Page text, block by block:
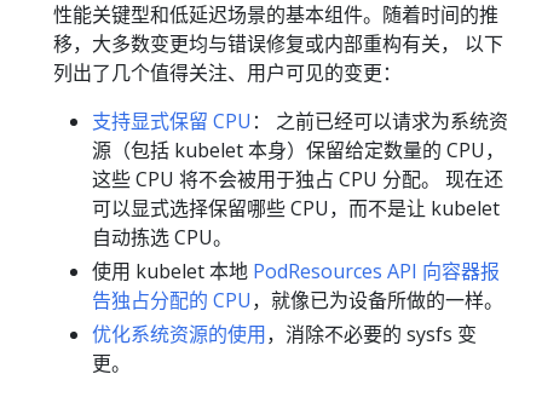
性能关键型和低延迟场景的基本组件。随着时间的推
移，大多数变更均与错误修复或内部重构有关， 以下
列出了几个值得关注、用户可见的变更：
支持显式保留 CPU ： 之前已经可以请求为系统资
源（包括 kubelet 本身）保留给定数量的 CPU，
这些 CPU 将不会被用于独占 CPU 分配。 现在还
可以显式选择保留哪些 CPU，而不是让 kubelet
自动拣选 CPU。
使用 kubelet 本地 PodResources API 向容器报
告独占分配的 CPU，就像已为设备所做的一样。
优化系统资源的使用，消除不必要的 sysfs 变
更。